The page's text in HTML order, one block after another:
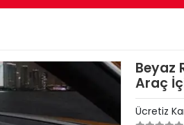
Beyaz
Araç
Ücretiz